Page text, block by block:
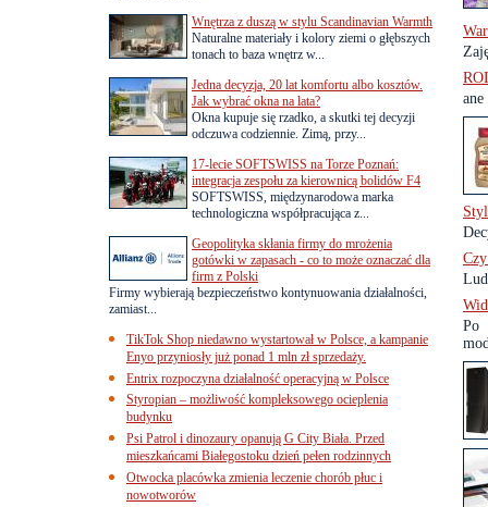
Po
Wnętrza z duszą w stylu Scandinavian Warmth
Naturalne materiały i kolory ziemi o głębszych
tonach to baza wnętrz w...
Jedna decyzja, 20 lat komfortu albo kosztów.
Jak wybrać okna na lata?
Okna kupuje się rzadko, a skutki tej decyzji
odczuwa codziennie. Zimą, przy...
17-lecie SOFTSWISS na Torze Poznań:
integracja zespołu za kierownicą bolidów F4
SOFTSWISS, międzynarodowa marka
technologiczna współpracująca z...
Geopolityka skłania firmy do mrożenia
gotówki w zapasach - co to może oznaczać dla
firm z Polski
Firmy wybierają bezpieczeństwo kontynuowania działalności,
zamiast...
TikTok Shop niedawno wystartował w Polsce, a kampanie
Enyo przyniosły już ponad 1 mln zł sprzedaży.
Entrix rozpoczyna działalność operacyjną w Polsce
Styropian – możliwość kompleksowego ocieplenia
budynku
Psi Patrol i dinozaury opanują G City Biała. Przed
mieszkańcami Białegostoku dzień pełen rodzinnych
Otwocka placówka zmienia leczenie chorób płuc i
nowotworów